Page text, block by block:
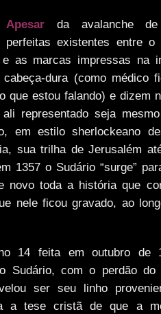
Apesar
da avalanche de
perfeitas existentes entre o
as marcas impressas na
dura (como médico
que estou falando) e dizem
representado seja
em estilo sherlockeano
sua trilha de Jerusalém
1357 o Sudário “surge”
novo toda a história que
nele ficou gravado, ao
14 feita em outubro de
Sudário, com o perdão
ser seu linho
a tese cristã de que a